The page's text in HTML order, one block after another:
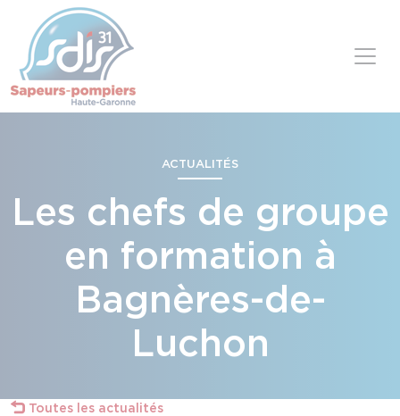
ACTUALITÉS
Les chefs de groupe
en formation à
Bagnères-de-
Luchon
Toutes les actualités
Panneau de gestion des cookies